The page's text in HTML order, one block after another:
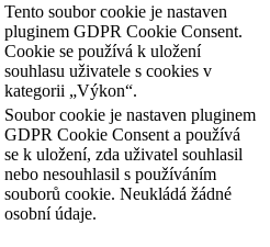
Tento soubor cookie je nastaven
pluginem GDPR Cookie Consent.
Cookie se používá k uložení
souhlasu uživatele s cookies v
kategorii „Výkon“.
Soubor cookie je nastaven pluginem
GDPR Cookie Consent a používá
se k uložení, zda uživatel souhlasil
nebo nesouhlasil s používáním
souborů cookie. Neukládá žádné
osobní údaje.